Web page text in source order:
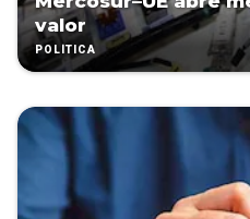
valor
POLÍTICA